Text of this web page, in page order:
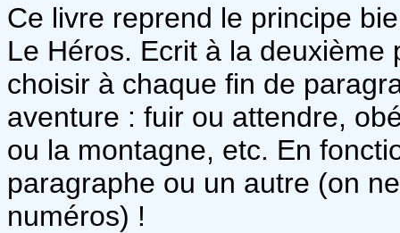
Ce livre reprend le principe
Le Héros. Ecrit à la
choisir à chaque fin de
aventure : fuir ou attendre,
ou la montagne, etc. En
paragraphe ou un autre (on
numéros) !